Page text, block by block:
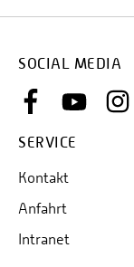
SOCIAL MEDIA
SERVICE
Kontakt
Anfahrt
Intranet